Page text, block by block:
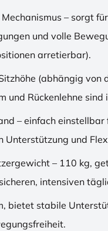
– sorgt
und volle
arretierbar).
(abhängig von
und Rückenlehne
– einfach einstellbar
Unterstützung und
– 110 kg,
intensiven
bietet stabile